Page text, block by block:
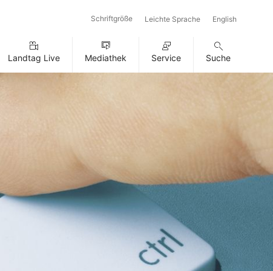
Schriftgröße Leichte Sprache English
Landtag Live Mediathek Service Suche